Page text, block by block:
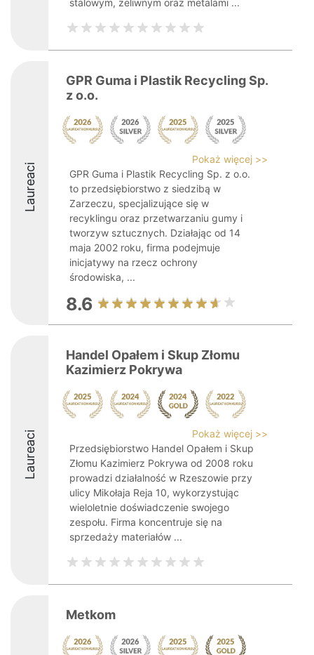
stalowym, żeliwnym oraz metalami ...
Laureaci
GPR Guma i Plastik Recycling Sp.
z o.o.
Pokaż więcej >>
GPR Guma i Plastik Recycling Sp. z o.o.
to przedsiębiorstwo z siedzibą w
Zarzeczu, specjalizujące się w
recyklingu oraz przetwarzaniu gumy i
tworzyw sztucznych. Działając od 14
maja 2002 roku, firma podejmuje
inicjatywy na rzecz ochrony
środowiska, ...
8.6
Laureaci
Handel Opałem i Skup Złomu
Kazimierz Pokrywa
Pokaż więcej >>
Przedsiębiorstwo Handel Opałem i Skup
Złomu Kazimierz Pokrywa od 2008 roku
prowadzi działalność w Rzeszowie przy
ulicy Mikołaja Reja 10, wykorzystując
wieloletnie doświadczenie swojego
zespołu. Firma koncentruje się na
sprzedaży materiałów ...
Metkom